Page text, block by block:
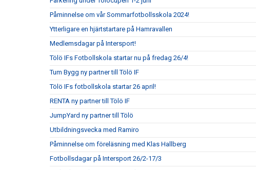
Påminnelse om vår Sommarfotbollsskola 2024!
Ytterligare en hjärtstartare på Hamravallen
Medlemsdagar på Intersport!
Tölö IFs Fotbollskola startar nu på fredag 26/4!
Tum Bygg ny partner till Tölö IF
Tölö IFs fotbollskola startar 26 april!
RENTA ny partner till Tölö IF
JumpYard ny partner till Tölö
Utbildningsvecka med Ramiro
Påminnelse om föreläsning med Klas Hallberg
Fotbollsdagar på Intersport 26/2-17/3